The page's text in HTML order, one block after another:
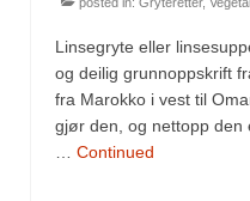
Krydder, oppskrifter
Linsegryte eller
og deilig grunnoppskrift
fra Marokko i vest til
gjør den, og nettopp den
Continued